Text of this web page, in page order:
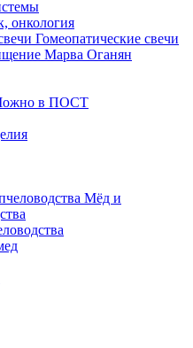
онкология
Гомеопатические свечи
Марва Оганян
в ПОСТ
Мёд и